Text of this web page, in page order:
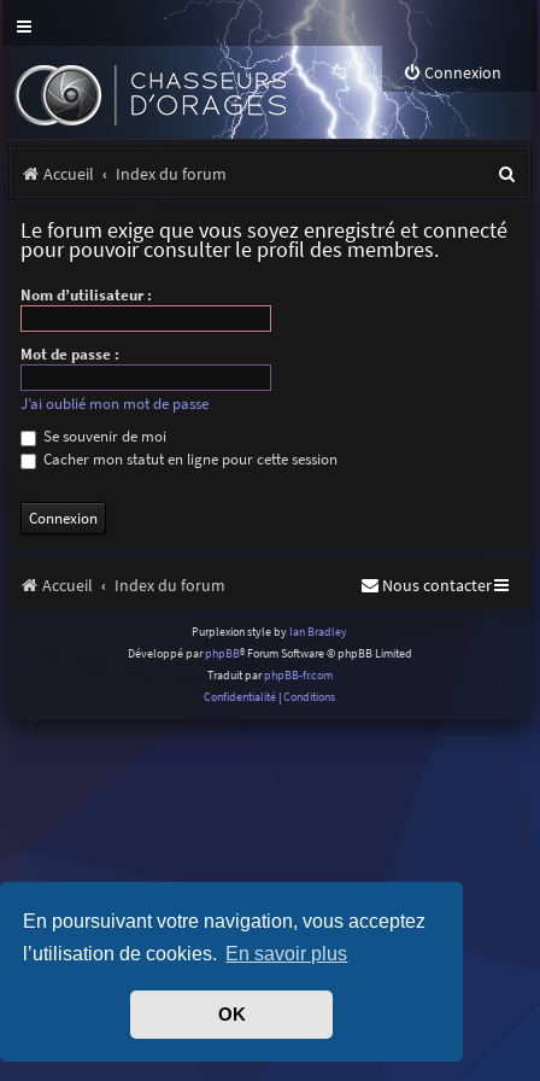
En poursuivant votre navigation, vous acceptez
l’utilisation de cookies. En savoir plus
OK
Connexion
Accueil Index du forum
Le forum exige que vous soyez enregistré et connecté
pour pouvoir consulter le profil des membres.
Nom d’utilisateur :
Mot de passe :
J’ai oublié mon mot de passe
Se souvenir de moi
Cacher mon statut en ligne pour cette session
Accueil Index du forum Nous contacter
Purplexion style by Ian Bradley
Développé parphpBB® Forum Software © phpBB Limited
Traduit parphpBB-fr.com
Confidentialité |Conditions